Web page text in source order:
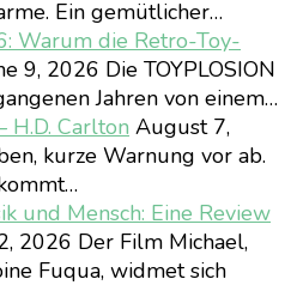
Ein gemütlicher…
Warum die Retro-Toy-
9, 2026 Die TOYPLOSION
Jahren von einem…
H.D. Carlton August 7,
kurze Warnung vor ab.
und Mensch: Eine Review
2026 Der Film Michael,
Fuqua, widmet sich